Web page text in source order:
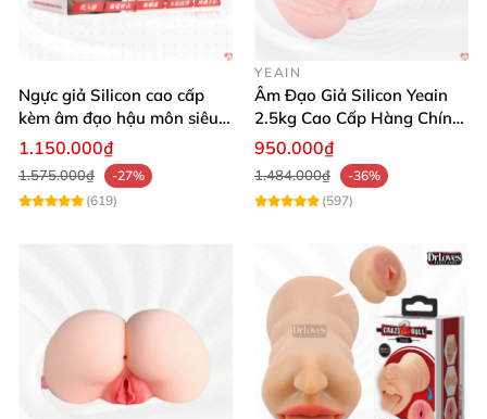
Ngực giả Silicon cao cấp
kèm âm đạo hậu môn siêu
thật BIG BREAST
1.150.000₫
1.575.000₫
-27%
(619)
YEAIN
Âm Đạo Giả Silicon Yeain
2.5kg Cao Cấp Hàng Chính
Hãng
950.000₫
1.484.000₫
-36%
(597)